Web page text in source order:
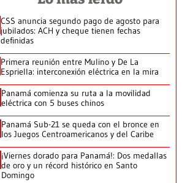
CSS anuncia segundo pago de agosto para
jubilados: ACH y cheque tienen fechas
definidas
Primera reunión entre Mulino y De La
Espriella: interconexión eléctrica en la mira
Panamá comienza su ruta a la movilidad
eléctrica con 5 buses chinos
Panamá Sub-21 se queda con el bronce en
los Juegos Centroamericanos y del Caribe
¡Viernes dorado para Panamá!: Dos medallas
de oro y un récord histórico en Santo
Domingo